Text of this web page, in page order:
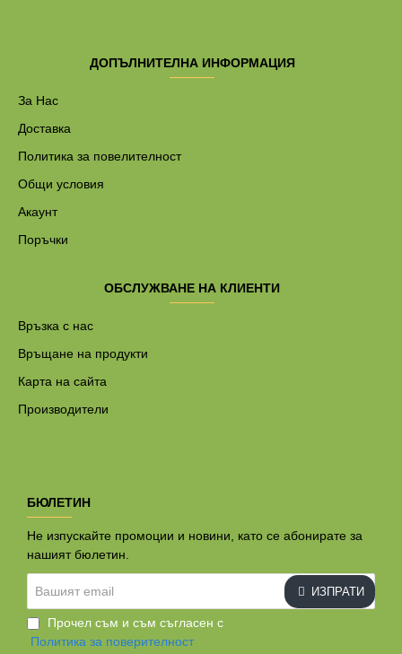
ДОПЪЛНИТЕЛНА ИНФОРМАЦИЯ
За Нас
Доставка
Политика за повелителност
Общи условия
Акаунт
Поръчки
ОБСЛУЖВАНЕ НА КЛИЕНТИ
Връзка с нас
Връщане на продукти
Карта на сайта
Производители
БЮЛЕТИН
Не изпускайте промоции и новини, като се абонирате за
нашият бюлетин.
email
ИЗПРАТИ
Прочел съм и съм съгласен с
Политика за поверителност